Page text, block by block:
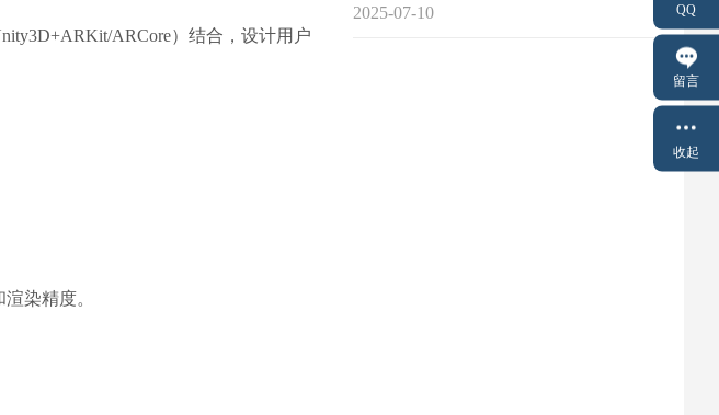
ARCore）结合，设计用户
染精度。
2025-07-10 QQ
留言
收起